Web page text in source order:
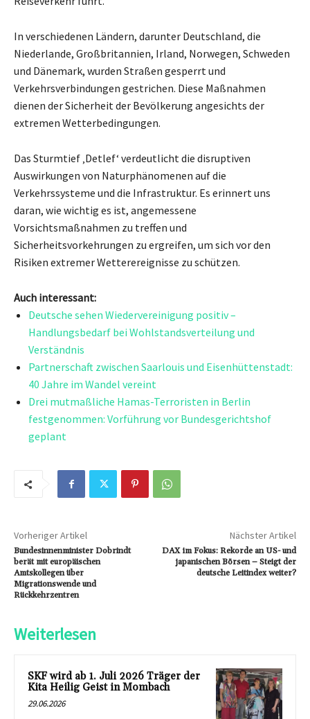
In verschiedenen Ländern, darunter Deutschland, die
Niederlande, Großbritannien, Irland, Norwegen, Schweden
und Dänemark, wurden Straßen gesperrt und
Verkehrsverbindungen gestrichen. Diese Maßnahmen
dienen der Sicherheit der Bevölkerung angesichts der
extremen Wetterbedingungen.
Das Sturmtief ‚Detlef‘ verdeutlicht die disruptiven
Auswirkungen von Naturphänomenen auf die
Verkehrssysteme und die Infrastruktur. Es erinnert uns
daran, wie wichtig es ist, angemessene
Vorsichtsmaßnahmen zu treffen und
Sicherheitsvorkehrungen zu ergreifen, um sich vor den
Risiken extremer Wetterereignisse zu schützen.
Auch interessant:
Deutsche sehen Wiedervereinigung positiv –
Handlungsbedarf bei Wohlstandsverteilung und
Verständnis
Partnerschaft zwischen Saarlouis und Eisenhüttenstadt:
40 Jahre im Wandel vereint
Drei mutmaßliche Hamas-Terroristen in Berlin
festgenommen: Vorführung vor Bundesgerichtshof
geplant
Vorheriger Artikel
Bundesinnenminister Dobrindt
berät mit europäischen
Amtskollegen über
Migrationswende und
Rückkehrzentren
Nächster Artikel
DAX im Fokus: Rekorde an US- und
japanischen Börsen – Steigt der
deutsche Leitindex weiter?
Weiterlesen
SKF wird ab 1. Juli 2026 Träger der
Kita Heilig Geist in Mombach
29.06.2026